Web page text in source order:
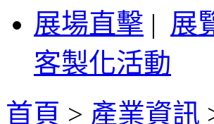
展場直擊 | 展
客製化活動
首頁 > 產業資訊